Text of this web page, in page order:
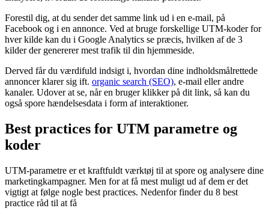
Forestil dig, at du sender det samme link ud i en e-mail, på
Facebook og i en annonce. Ved at bruge forskellige UTM-koder for
hver kilde kan du i Google Analytics se præcis, hvilken af de 3
kilder der genererer mest trafik til din hjemmeside.
Derved får du værdifuld indsigt i, hvordan dine indholdsmålrettede
annoncer klarer sig ift. organic search (SEO), e-mail eller andre
kanaler. Udover at se, når en bruger klikker på dit link, så kan du
også spore hændelsesdata i form af interaktioner.
Best practices for UTM parametre og
koder
UTM-parametre er et kraftfuldt værktøj til at spore og analysere dine
marketingkampagner. Men for at få mest muligt ud af dem er det
vigtigt at følge nogle best practices. Nedenfor finder du 8 best
practice råd til at få